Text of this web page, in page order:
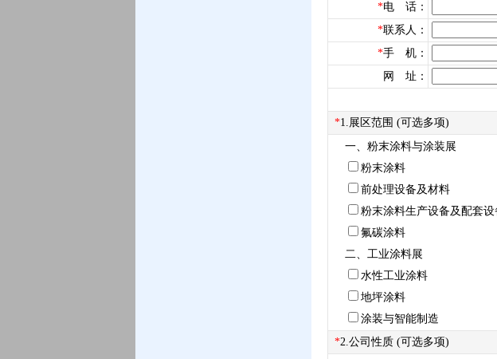
*电 话：
*联系人：
*手 机：
网 址：
*1.展区范围 (可选多项)
一、粉末涂料与涂装展
粉末涂料
前处理设备及材料
粉末涂料生产设备及配套设
氟碳涂料
二、工业涂料展
水性工业涂料
地坪涂料
涂装与智能制造
*2.公司性质 (可选多项)